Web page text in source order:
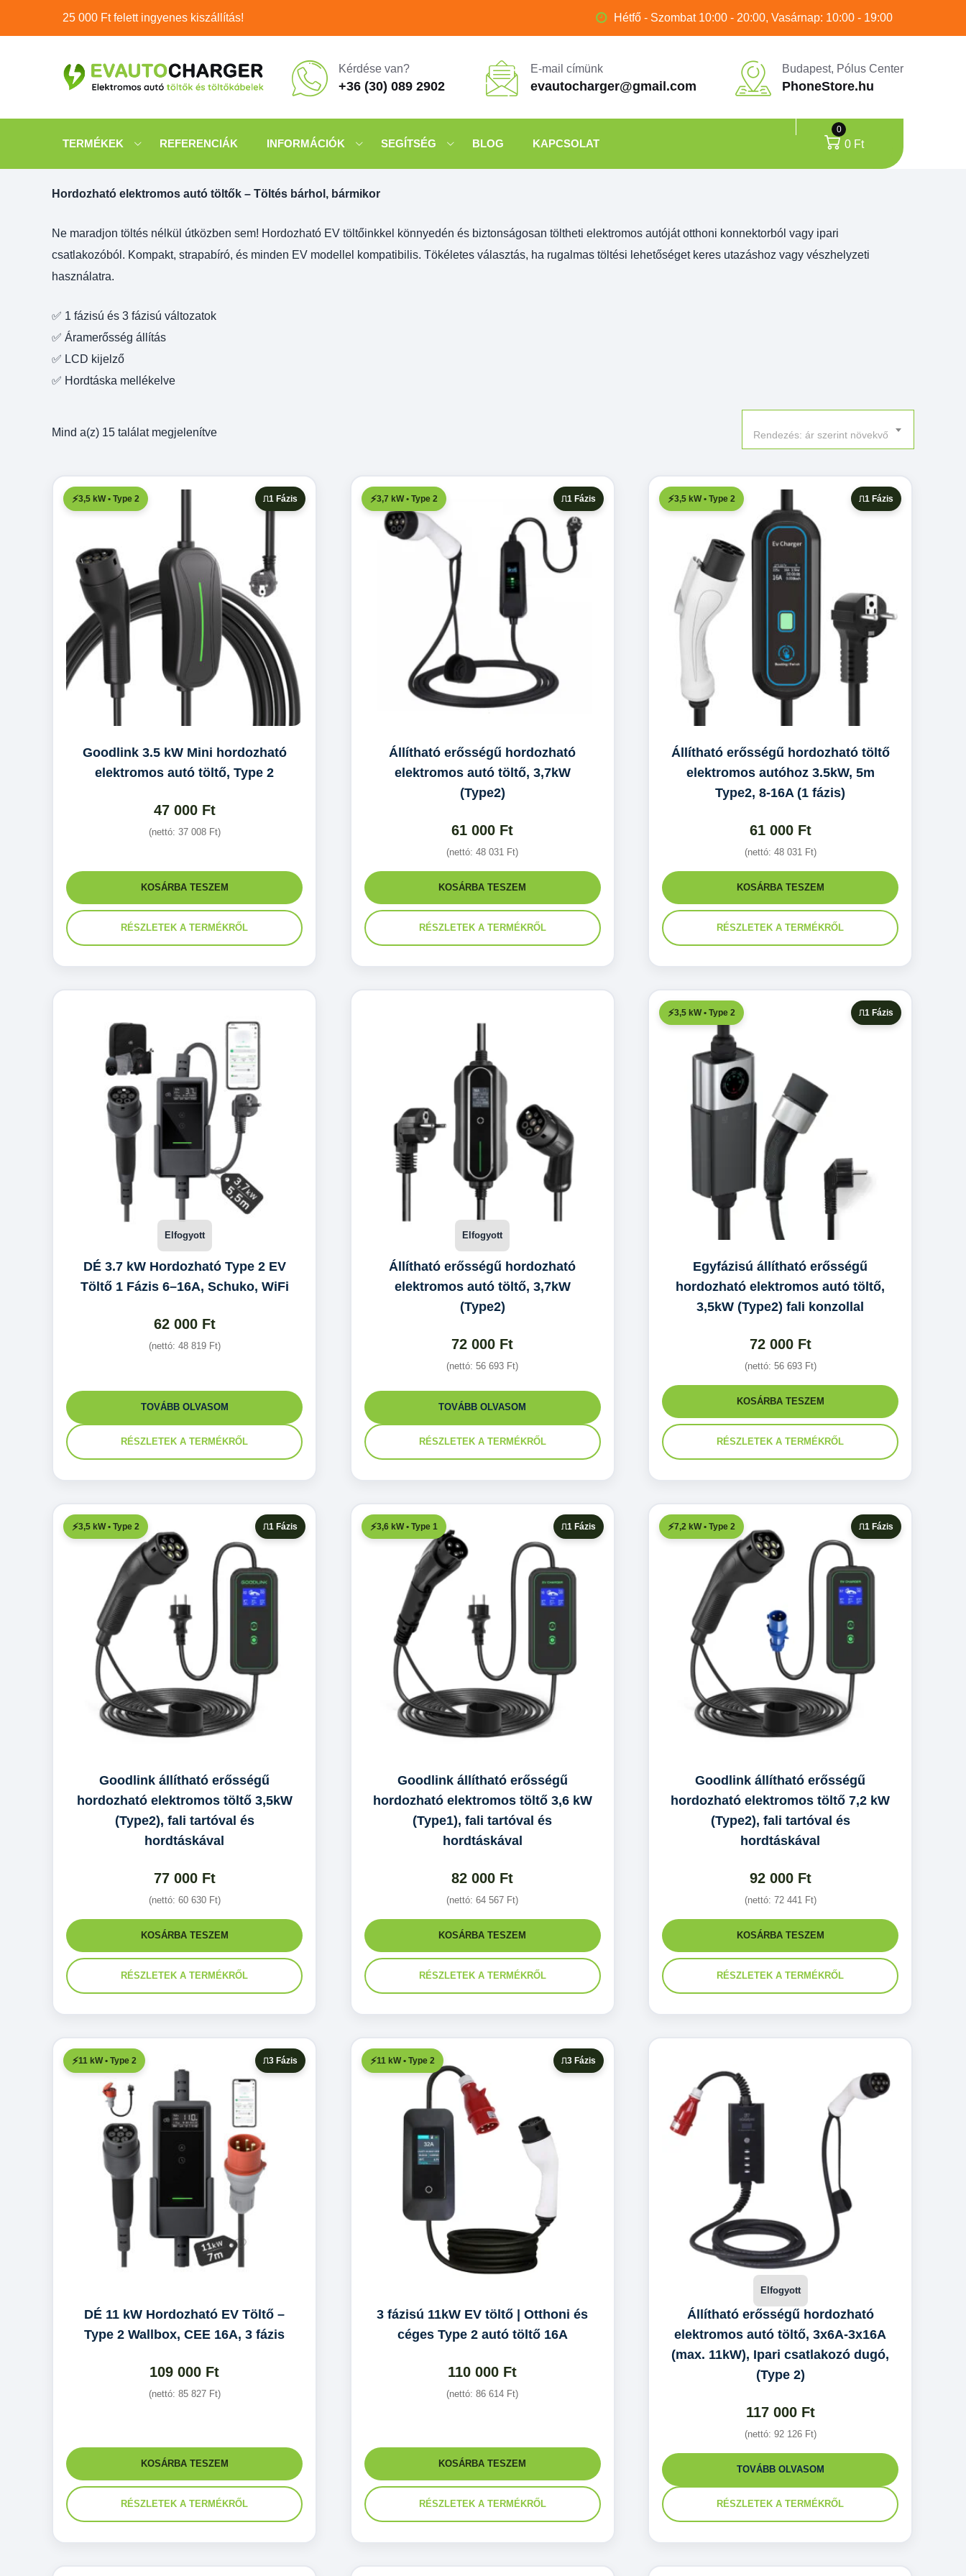
25 000 Ft felett ingyenes kiszállítás! Hétfő - Szombat 10:00 - 20:00, Vasárnap: 10:00 - 19:00
Kérdése van?
+36 (30) 089 2902
E-mail címünk
evautocharger@gmail.com
Budapest, Pólus Center
PhoneStore.hu
TERMÉKEK REFERENCIÁK INFORMÁCIÓK SEGÍTSÉG BLOG KAPCSOLAT
0
0 Ft
Hordozható elektromos autó töltők – Töltés bárhol, bármikor
Ne maradjon töltés nélkül útközben sem! Hordozható EV töltőinkkel könnyedén és biztonságosan töltheti elektromos autóját otthoni konnektorból vagy ipari
csatlakozóból. Kompakt, strapabíró, és minden EV modellel kompatibilis. Tökéletes választás, ha rugalmas töltési lehetőséget keres utazáshoz vagy vészhelyzeti
használatra.
✅ 1 fázisú és 3 fázisú változatok
✅ Áramerősség állítás
✅ LCD kijelző
✅ Hordtáska mellékelve
Mind a(z) 15 találat megjelenítveSorted
price:
Rendezés: ár szerint növekvő
3,5 kW • Type 2 1 Fázis
Goodlink 3.5 kW Mini hordozható
elektromos autó töltő, Type 2
47 000 Ft
(nettó: 37 008 Ft)
KOSÁRBA TESZEM
RÉSZLETEK A TERMÉKRŐL
3,7 kW • Type 2 1 Fázis
Állítható erősségű hordozható
elektromos autó töltő, 3,7kW
(Type2)
61 000 Ft
(nettó:48 031 Ft)
KOSÁRBA TESZEM
RÉSZLETEK A TERMÉKRŐL
3,5 kW • Type 2 1 Fázis
Állítható erősségű hordozható töltő
elektromos autóhoz 3.5kW, 5m
Type2, 8-16A (1 fázis)
61 000 Ft
(nettó: 48 031 Ft)
KOSÁRBA TESZEM
RÉSZLETEK A TERMÉKRŐL
DÉ 3.7 kW Hordozható Type 2 EV
Töltő 1 Fázis 6–16A, Schuko, WiFi
62 000 Ft
(nettó: 48 819 Ft)
TOVÁBB OLVASOM
RÉSZLETEK A TERMÉKRŐL
Állítható erősségű hordozható
elektromos autó töltő, 3,7kW
(Type2)
72 000 Ft
(nettó:56 693 Ft)
TOVÁBB OLVASOM
RÉSZLETEK A TERMÉKRŐL
3,5 kW • Type 2 1 Fázis
Egyfázisú állítható erősségű
hordozható elektromos autó töltő,
3,5kW (Type2) fali konzollal
72 000 Ft
(nettó: 56 693 Ft)
KOSÁRBA TESZEM
RÉSZLETEK A TERMÉKRŐL
3,5 kW • Type 2 1 Fázis
Goodlink állítható erősségű
hordozható elektromos töltő 3,5kW
(Type2), fali tartóval és
hordtáskával
77 000 Ft
(nettó: 60 630 Ft)
KOSÁRBA TESZEM
RÉSZLETEK A TERMÉKRŐL
3,6 kW • Type 1 1 Fázis
Goodlink állítható erősségű
hordozható elektromos töltő 3,6 kW
(Type1), fali tartóval és
hordtáskával
82 000 Ft
(nettó:64 567 Ft)
KOSÁRBA TESZEM
RÉSZLETEK A TERMÉKRŐL
7,2 kW • Type 2 1 Fázis
Goodlink állítható erősségű
hordozható elektromos töltő 7,2 kW
(Type2), fali tartóval és
hordtáskával
92 000 Ft
(nettó: 72 441 Ft)
KOSÁRBA TESZEM
RÉSZLETEK A TERMÉKRŐL
11 kW • Type 2 3 Fázis
DÉ 11 kW Hordozható EV Töltő –
Type 2 Wallbox, CEE 16A, 3 fázis
109 000 Ft
(nettó: 85 827 Ft)
KOSÁRBA TESZEM
RÉSZLETEK A TERMÉKRŐL
11 kW • Type 2 3 Fázis
3 fázisú 11kW EV töltő | Otthoni és
céges Type 2 autó töltő 16A
110 000 Ft
(nettó:86 614 Ft)
KOSÁRBA TESZEM
RÉSZLETEK A TERMÉKRŐL
Állítható erősségű hordozható
elektromos autó töltő, 3x6A-3x16A
(max. 11kW), Ipari csatlakozó dugó,
(Type 2)
117 000 Ft
(nettó: 92 126 Ft)
TOVÁBB OLVASOM
RÉSZLETEK A TERMÉKRŐL